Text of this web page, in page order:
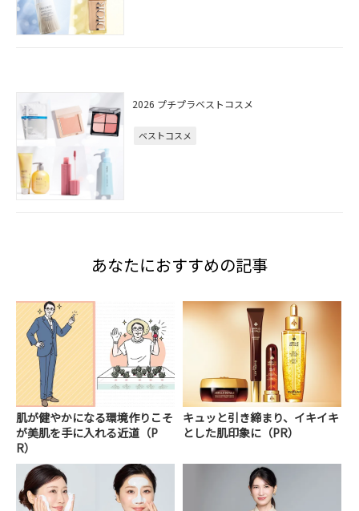
2026 プチプラベストコスメ
ベストコスメ
あなたにおすすめの記事
肌が健やかになる環境作りこそ
が美肌を手に入れる近道（P
R）
キュッと引き締まり、イキイキ
とした肌印象に（PR）